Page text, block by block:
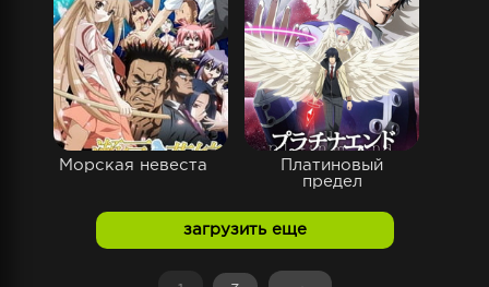
Морская невеста
Платиновый
предел
загрузить еще